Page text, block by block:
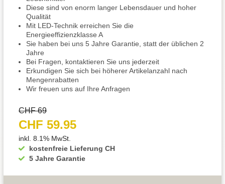
Diese sind von enorm langer Lebensdauer und hoher
Qualität
Mit LED-Technik erreichen Sie die
Energieeffizienzklasse A
Sie haben bei uns 5 Jahre Garantie, statt der üblichen 2
Jahre
Bei Fragen, kontaktieren Sie uns jederzeit
Erkundigen Sie sich bei höherer Artikelanzahl nach
Mengenrabatten
Wir freuen uns auf Ihre Anfragen
kostenfreie Lieferung CH
5 Jahre Garantie
CHF 69
CHF 59.95
inkl. 8.1% MwSt.